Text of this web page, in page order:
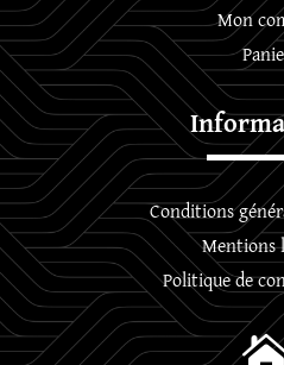
Mon
Conditions
Mentions
Politique de